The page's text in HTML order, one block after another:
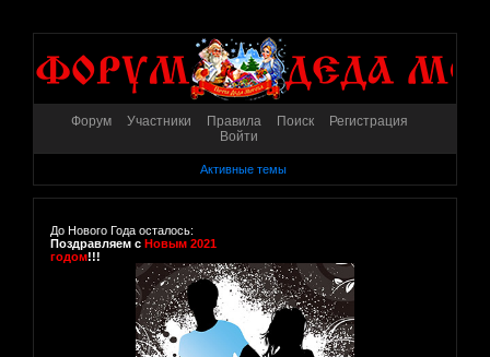
Форум Участники Правила Поиск
Регистрация
Войти
Активные темы
До Нового Года осталось:
Поздравляем с Новым 2021
годом!!!